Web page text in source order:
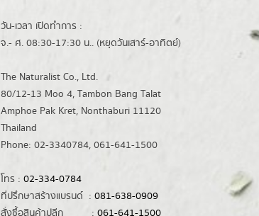
วัน-เวลา เปิดทำการ :
จ.- ศ. 08:30-17:30 น.. (หยุดวันเสาร์-อาทิตย์)
The Naturalist Co., Ltd.
80/12-13 Moo 4, Tambon Bang Talat
Amphoe Pak Kret, Nonthaburi 11120
Thailand
Phone: 02-3340784, 061-641-1500
โทร : 02-334-0784
ที่ปรึกษาสร้างแบรนด์ : 081-638-0909
สั่งซื้อสินค้าปลีก : 061-641-1500